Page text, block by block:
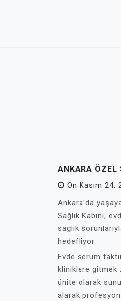
ANKARA ÖZEL
On Kasım 24,
Ankara'da
Sağlık Kabini,
sağlık
hedefliyor.
Evde serum
kliniklere gitmek
ünite olarak
alarak